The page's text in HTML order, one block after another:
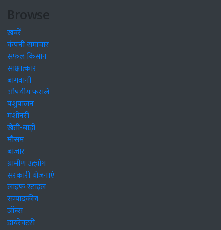
Browse
खबरें
कंपनी समाचार
सफल किसान
साक्षात्कार
बागवानी
औषधीय फसलें
पशुपालन
मशीनरी
खेती-बाड़ी
मौसम
बाजार
ग्रामीण उद्द्योग
सरकारी योजनाएं
लाइफ स्टाइल
सम्पादकीय
जॉब्स
डायरेक्टरी